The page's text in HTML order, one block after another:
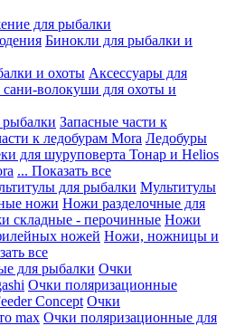
для рыбалки
Бинокли для рыбалки и
и охоты Аксессуары для
волокуши для охоты и
Запасные части к
к ледобурам Mora Ледобуры
для шуруповерта Тонар и Helios
... Показать все
для рыбалки Мультитулы
ножи Ножи разделочные для
складные - перочинные Ножи
ножей Ножи, ножницы и
все
для рыбалки Очки
Очки поляризационные
Concept Очки
max Очки поляризационные для